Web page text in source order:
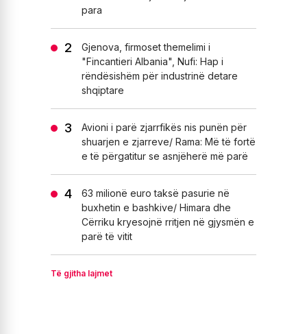
para
Gjenova, firmoset themelimi i
"Fincantieri Albania", Nufi: Hap i
rëndësishëm për industrinë detare
shqiptare
Avioni i parë zjarrfikës nis punën për
shuarjen e zjarreve/ Rama: Më të fortë
e të përgatitur se asnjëherë më parë
63 milionë euro taksë pasurie në
buxhetin e bashkive/ Himara dhe
Cërriku kryesojnë rritjen në gjysmën e
parë të vitit
Të gjitha lajmet